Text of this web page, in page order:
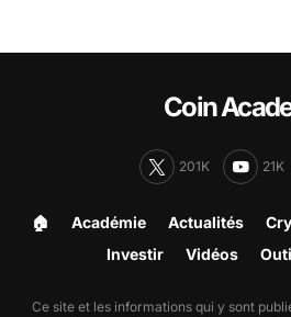
Coin
201K 21K
🏠︎ Académie Actualités
Investir Vidéos
Ce site et les informations qui y sont